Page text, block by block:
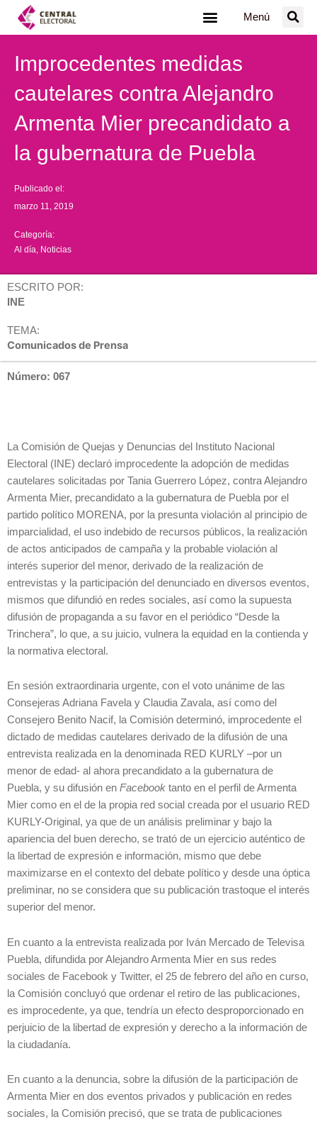
Menú
Improcedentes medidas
cautelares contra Alejandro
Armenta Mier precandidato a
la gubernatura de Puebla
Publicado el:
marzo 11, 2019
Categoría:
Al día Noticias
ESCRITO POR:
INE
TEMA:
Comunicados de Prensa
Número: 067
La Comisión de Quejas y Denuncias del Instituto Nacional
Electoral (INE) declaró improcedente la adopción de medidas
cautelares solicitadas por Tania Guerrero López, contra Alejandro
Armenta Mier, precandidato a la gubernatura de Puebla por el
partido político MORENA, por la presunta violación al principio de
imparcialidad, el uso indebido de recursos públicos, la realización
de actos anticipados de campaña y la probable violación al
interés superior del menor, derivado de la realización de
entrevistas y la participación del denunciado en diversos eventos,
mismos que difundió en redes sociales, así como la supuesta
difusión de propaganda a su favor en el periódico “Desde la
Trinchera”, lo que, a su juicio, vulnera la equidad en la contienda y
la normativa electoral.
En sesión extraordinaria urgente, con el voto unánime de las
Consejeras Adriana Favela y Claudia Zavala, así como del
Consejero Benito Nacif, la Comisión determinó, improcedente el
dictado de medidas cautelares derivado de la difusión de una
entrevista realizada en la denominada RED KURLY –por un
menor de edad- al ahora precandidato a la gubernatura de
Puebla, y su difusión en Facebook tanto en el perfil de Armenta
Mier como en el de la propia red social creada por el usuario RED
KURLY-Original, ya que de un análisis preliminar y bajo la
apariencia del buen derecho, se trató de un ejercicio auténtico de
la libertad de expresión e información, mismo que debe
maximizarse en el contexto del debate político y desde una óptica
preliminar, no se considera que su publicación trastoque el interés
superior del menor.
En cuanto a la entrevista realizada por Iván Mercado de Televisa
Puebla, difundida por Alejandro Armenta Mier en sus redes
sociales de Facebook y Twitter, el 25 de febrero del año en curso,
la Comisión concluyó que ordenar el retiro de las publicaciones,
es improcedente, ya que, tendría un efecto desproporcionado en
perjuicio de la libertad de expresión y derecho a la información de
la ciudadanía.
En cuanto a la denuncia, sobre la difusión de la participación de
Armenta Mier en dos eventos privados y publicación en redes
sociales, la Comisión precisó, que se trata de publicaciones